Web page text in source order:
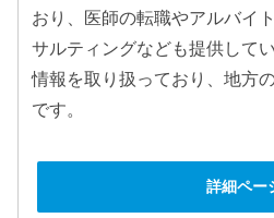
おり、医師の転職やアルバイ
サルティングなども提供して
情報を取り扱っており、地方
です。
詳細ペー